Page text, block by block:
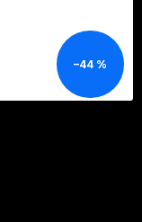
–44 %